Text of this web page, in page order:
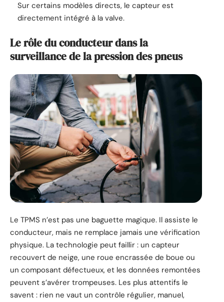
Sur certains modèles directs, le capteur est
directement intégré à la valve.
Le rôle du conducteur dans la
surveillance de la pression des pneus
Le TPMS n’est pas une baguette magique. Il assiste le
conducteur, mais ne remplace jamais une vérification
physique. La technologie peut faillir : un capteur
recouvert de neige, une roue encrassée de boue ou
un composant défectueux, et les données remontées
peuvent s’avérer trompeuses. Les plus attentifs le
savent : rien ne vaut un contrôle régulier, manuel,